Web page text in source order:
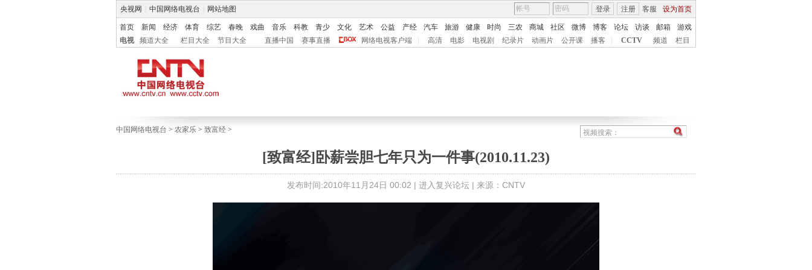
央视网 中国网络电视台 网站地图 客服 设为首页
登录 注册
首页 新闻 经济 体育 综艺 春晚 戏曲 音乐 科教 青少 文化 艺术 公益 产经 汽车 旅游 健康 时尚 三农 商城 社区 微博 博客 论坛 访谈 邮箱
游戏
电视
频道大全 栏目大全 节目大全 直播中国 赛事直播 网络电视客户端 高清 电影 电视剧 纪录片 动画片 公开课 播客 CCTV 频道 栏目
中国网络电视台 > 农家乐 > 致富经 >
[致富经]卧薪尝胆七年只为一件事(2010.11.23)
发布时间:2010年11月24日 00:02 | 进入复兴论坛 | 来源：CNTV